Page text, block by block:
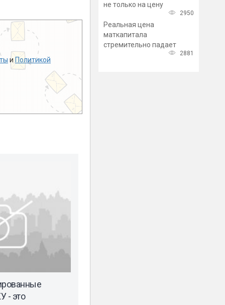
и Политикой
- это
не только на цену
2950
Реальная цена
маткапитала
стремительно падает
2881